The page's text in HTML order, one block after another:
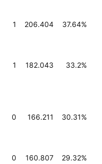
1 206.404 37.64%
1 182.043 33.2%
0 166.211 30.31%
0 160.807 29.32%